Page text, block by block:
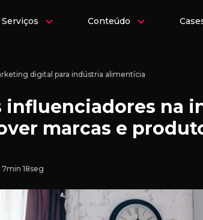
Serviços Conteúdo
digital para indústria alimentícia
influenciadores na
marcas e
18seg